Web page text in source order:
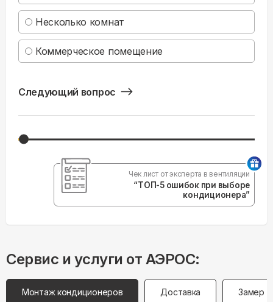
Несколько комнат
Коммерческое помещение
Следующий вопрос
Чек лист от эксперта в вентиляции
“ТОП-5 ошибок при выборе
кондиционера”
Сервис и услуги от АЭРОС:
Монтаж кондиционеров Доставка Замер